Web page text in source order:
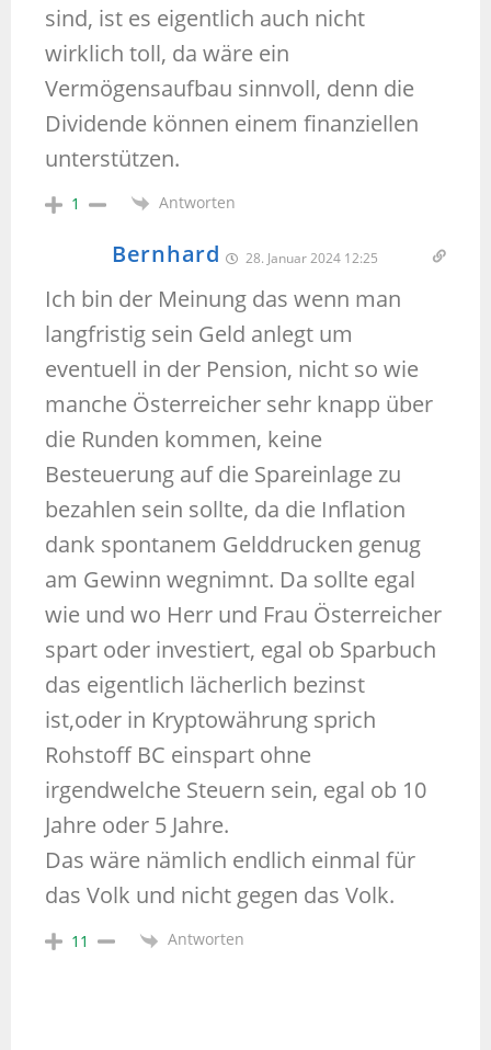
sind, ist es eigentlich auch nicht
wirklich toll, da wäre ein
Vermögensaufbau sinnvoll, denn die
Dividende können einem finanziellen
unterstützen.
1 Antworten
Bernhard 28. Januar 2024 12:25
Ich bin der Meinung das wenn man
langfristig sein Geld anlegt um
eventuell in der Pension, nicht so wie
manche Österreicher sehr knapp über
die Runden kommen, keine
Besteuerung auf die Spareinlage zu
bezahlen sein sollte, da die Inflation
dank spontanem Gelddrucken genug
am Gewinn wegnimnt. Da sollte egal
wie und wo Herr und Frau Österreicher
spart oder investiert, egal ob Sparbuch
das eigentlich lächerlich bezinst
ist,oder in Kryptowährung sprich
Rohstoff BC einspart ohne
irgendwelche Steuern sein, egal ob 10
Jahre oder 5 Jahre.
Das wäre nämlich endlich einmal für
das Volk und nicht gegen das Volk.
11 Antworten